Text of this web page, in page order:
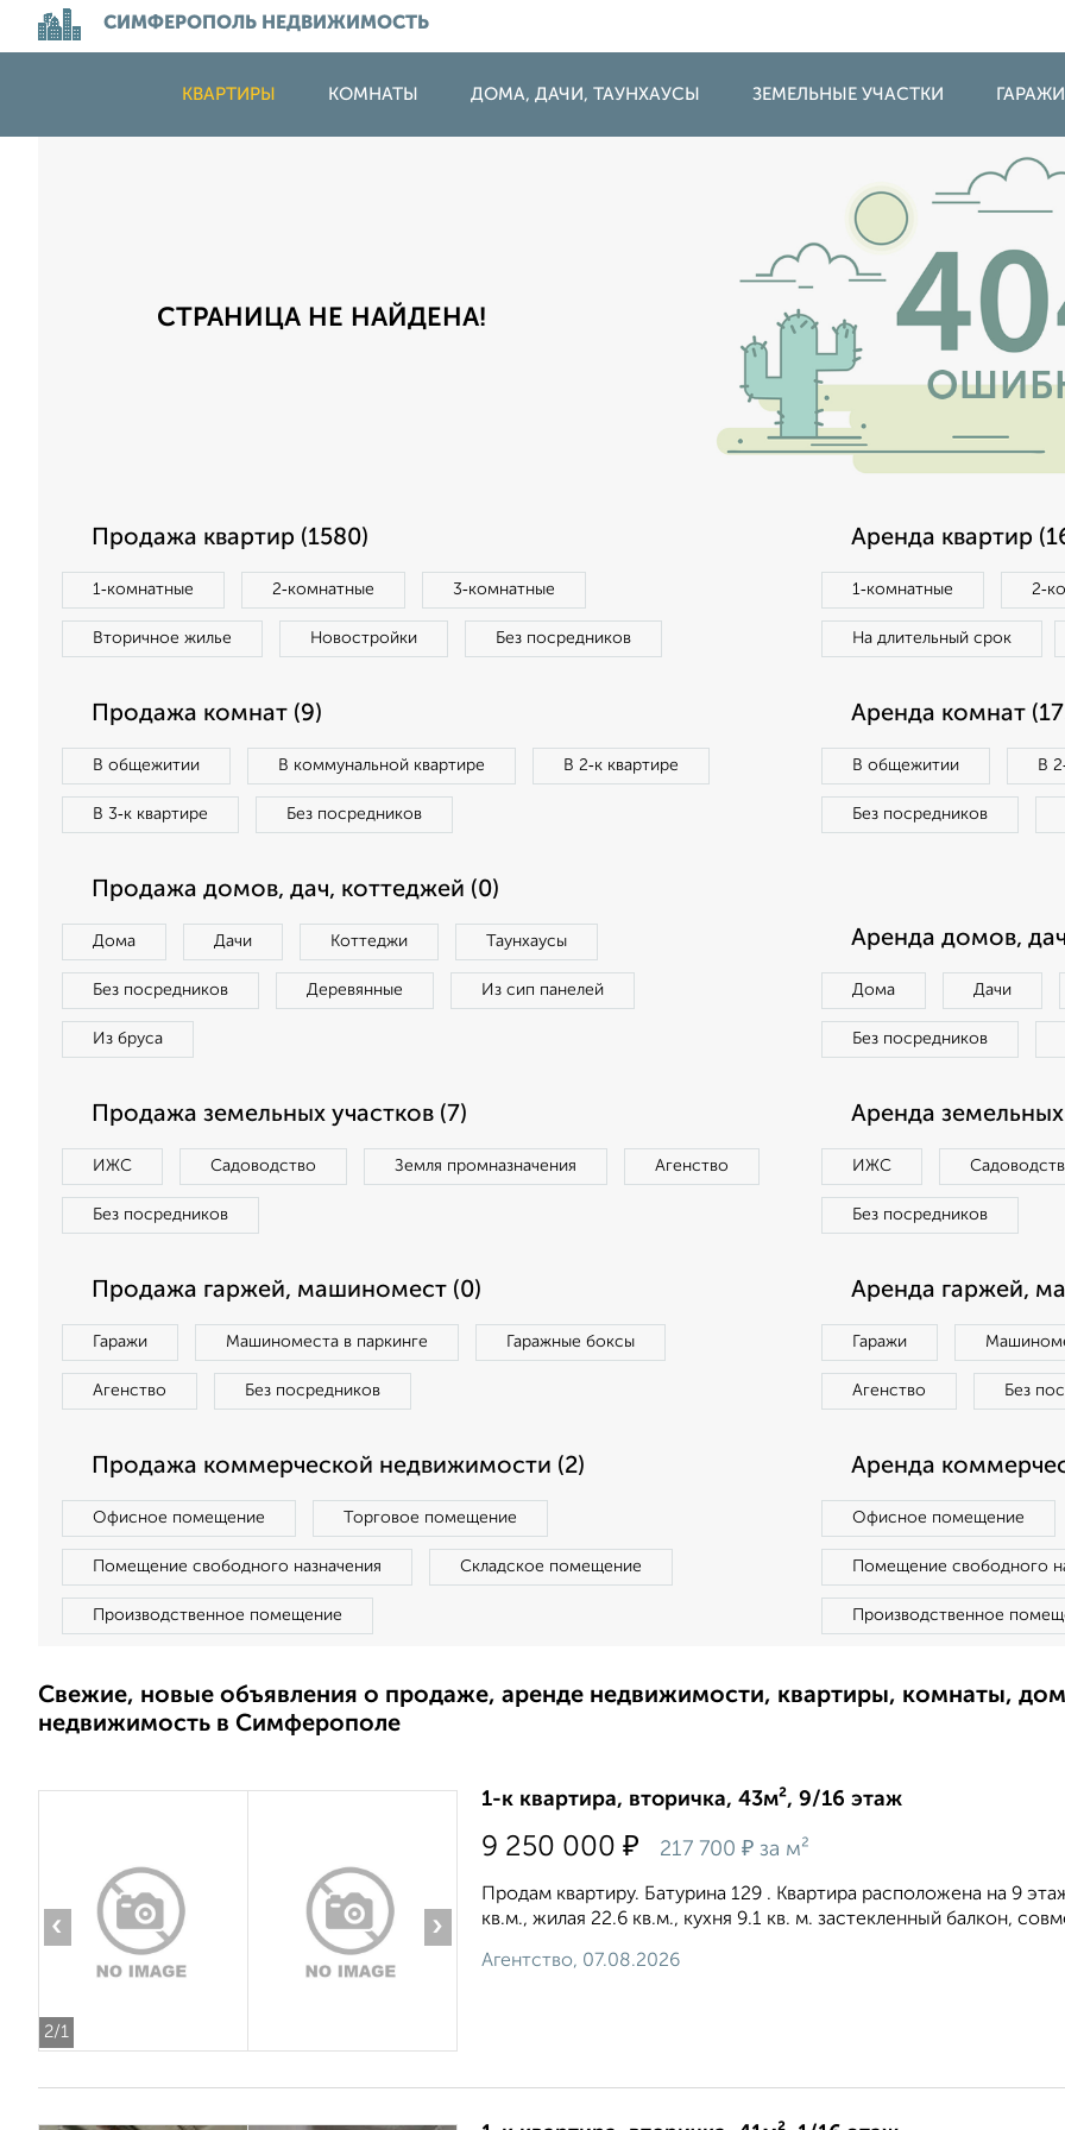
СИМФЕРОПОЛЬ НЕДВИЖИМОСТЬ
КВАРТИРЫ КОМНАТЫ ДОМА, ДАЧИ, ТАУНХАУСЫ ЗЕМЕЛЬНЫЕ УЧАСТКИ
СТРАНИЦА НЕ НАЙДЕНА!
Продажа квартир (1580)
1‑комнатные 2‑комнатные 3‑комнатные
Вторичное жилье Новостройки Без посредников
Аренда квартир
1‑комнатные
На длительный срок
Продажа комнат (9)
В общежитии В коммунальной квартире В 2‑к квартире
В 3‑к квартире Без посредников
Аренда комнат
В общежитии В
Без посредников
Продажа домов, дач, коттеджей (0)
Дома Дачи Коттеджи Таунхаусы
Без посредников Деревянные Из сип панелей
Из бруса
Аренда домов,
Дома Дачи
Без посредников
Продажа земельных участков (7)
ИЖС Садоводство Земля промназначения Агенство
Без посредников
Аренда земельных
ИЖС
Без посредников
Продажа гаржей, машиномест (0)
Гаражи Машиноместа в паркинге Гаражные боксы
Агенство Без посредников
Аренда гаржей,
Гаражи
Агенство Без
Продажа коммерческой недвижимости (2)
Офисное помещение Торговое помещение
Помещение свободного назначения Складское помещение
Производственное помещение
Аренда
Офисное помещение
Помещение свободного
Производственное
Свежие, новые объявления о продаже, аренде недвижимости, квартиры, комнаты,
недвижимость в Симферополе
2/1
‹ ›
1-к квартира, вторичка, 43м², 9/16 этаж
9 250 000 ₽ 217 700 ₽ за м²
Продам квартиру. Батурина 129 . Квартира расположена на 9
кв.м., жилая 22.6 кв.м., кухня 9.1 кв. м. застекленный балкон,
Агентство, 07.08.2026